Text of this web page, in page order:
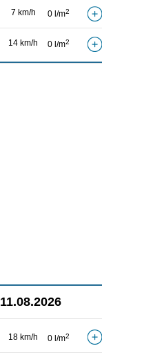
7 km/h 0 l/m2
14 km/h 0 l/m2
11.08.2026
18 km/h 0 l/m2